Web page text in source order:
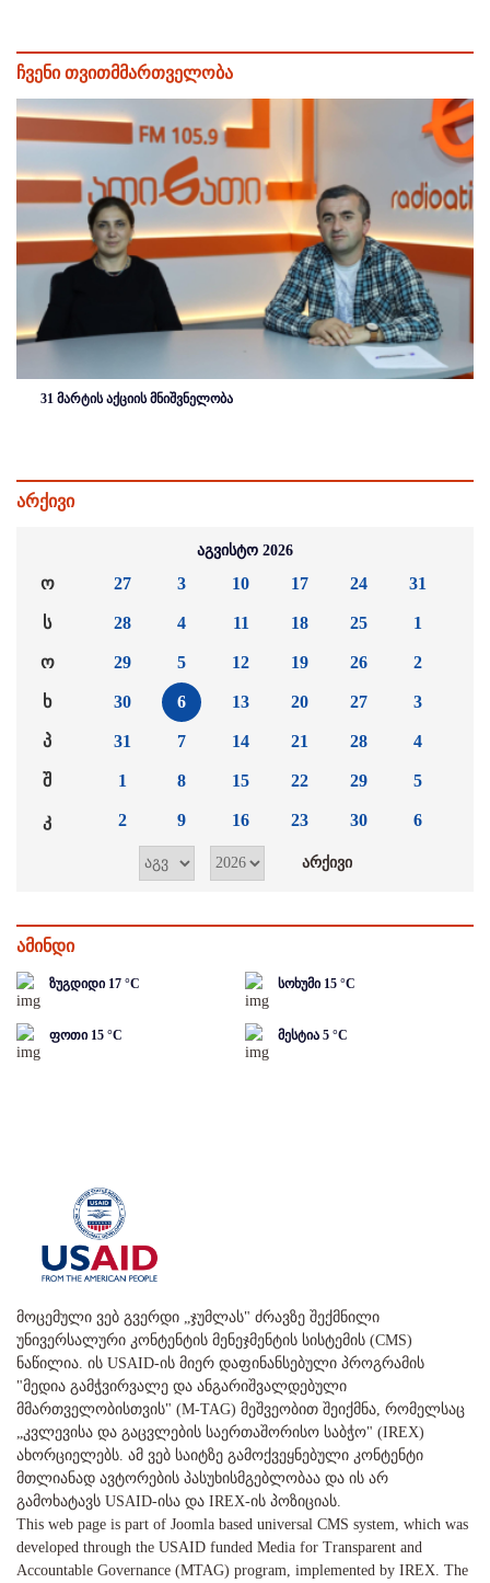
ჩვენი თვითმმართველობა
31 მარტის აქციის მნიშვნელობა
არქივი
აგვისტო 2026
ო
ს
ო
ხ
პ
შ
კ
27
28
29
30
31
1
2
3
4
5
6
7
8
9
10
11
12
13
14
15
16
17
18
19
20
21
22
23
24
25
26
27
28
29
30
31
1
2
3
4
5
6
ამინდი
ზუგდიდი 17 °C სოხუმი 15 °C
ფოთი 15 °C მესტია 5 °C
მოცემული ვებ გვერდი „ჯუმლას" ძრავზე შექმნილი
უნივერსალური კონტენტის მენეჯმენტის სისტემის (CMS)
ნაწილია. ის USAID-ის მიერ დაფინანსებული პროგრამის
"მედია გამჭვირვალე და ანგარიშვალდებული
მმართველობისთვის" (M-TAG) მეშვეობით შეიქმნა, რომელსაც
„კვლევისა და გაცვლების საერთაშორისო საბჭო" (IREX)
ახორციელებს. ამ ვებ საიტზე გამოქვეყნებული კონტენტი
მთლიანად ავტორების პასუხისმგებლობაა და ის არ
გამოხატავს USAID-ისა და IREX-ის პოზიციას.
This web page is part of Joomla based universal CMS system, which was
developed through the USAID funded Media for Transparent and
Accountable Governance (MTAG) program, implemented by IREX. The